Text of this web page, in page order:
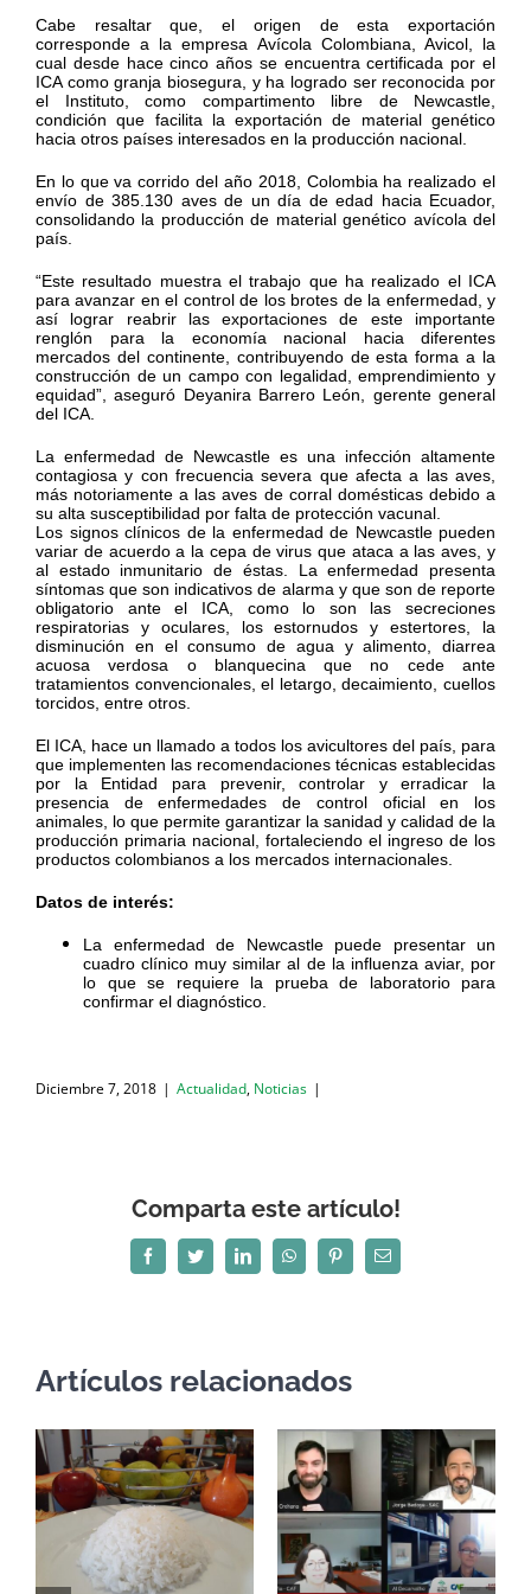
Cabe resaltar que, el origen de esta exportación
corresponde a la empresa Avícola Colombiana, Avicol, la
cual desde hace cinco años se encuentra certificada por el
ICA como granja biosegura, y ha logrado ser reconocida por
el Instituto, como compartimento libre de Newcastle,
condición que facilita la exportación de material genético
hacia otros países interesados en la producción nacional.
En lo que va corrido del año 2018, Colombia ha realizado el
envío de 385.130 aves de un día de edad hacia Ecuador,
consolidando la producción de material genético avícola del
país.
“Este resultado muestra el trabajo que ha realizado el ICA
para avanzar en el control de los brotes de la enfermedad, y
así lograr reabrir las exportaciones de este importante
renglón para la economía nacional hacia diferentes
mercados del continente, contribuyendo de esta forma a la
construcción de un campo con legalidad, emprendimiento y
equidad”, aseguró Deyanira Barrero León, gerente general
del ICA.
La enfermedad de Newcastle es una infección altamente
contagiosa y con frecuencia severa que afecta a las aves,
más notoriamente a las aves de corral domésticas debido a
su alta susceptibilidad por falta de protección vacunal.
Los signos clínicos de la enfermedad de Newcastle pueden
variar de acuerdo a la cepa de virus que ataca a las aves, y
al estado inmunitario de éstas. La enfermedad presenta
síntomas que son indicativos de alarma y que son de reporte
obligatorio ante el ICA, como lo son las secreciones
respiratorias y oculares, los estornudos y estertores, la
disminución en el consumo de agua y alimento, diarrea
acuosa verdosa o blanquecina que no cede ante
tratamientos convencionales, el letargo, decaimiento, cuellos
torcidos, entre otros.
El ICA, hace un llamado a todos los avicultores del país, para
que implementen las recomendaciones técnicas establecidas
por la Entidad para prevenir, controlar y erradicar la
presencia de enfermedades de control oficial en los
animales, lo que permite garantizar la sanidad y calidad de la
producción primaria nacional, fortaleciendo el ingreso de los
productos colombianos a los mercados internacionales.
Datos de interés:
La enfermedad de Newcastle puede presentar un
cuadro clínico muy similar al de la influenza aviar, por
lo que se requiere la prueba de laboratorio para
confirmar el diagnóstico.
Diciembre 7, 2018 | Actualidad, Noticias |
Comparta este artículo!
FacebookTwitterLinkedInWhatsAppPinterestCorreo
electrónico
Artículos relacionados